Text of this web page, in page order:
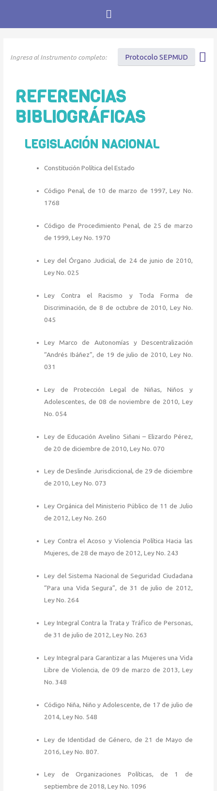
Protocolo SEPMUD
REFERENCIAS
BIBLIOGRÁFICAS
LEGISLACIÓN NACIONAL
Constitución Política del Estado
Código Penal, de 10 de marzo de 1997, Ley No.
1768
Código de Procedimiento Penal, de 25 de marzo
de 1999, Ley No. 1970
Ley del Órgano Judicial, de 24 de junio de 2010,
Ley No. 025
Ley Contra el Racismo y Toda Forma de
Discriminación, de 8 de octubre de 2010, Ley No.
045
Ley Marco de Autonomías y Descentralización
“Andrés Ibáñez”, de 19 de julio de 2010, Ley No.
031
Ley de Protección Legal de Niñas, Niños y
Adolescentes, de 08 de noviembre de 2010, Ley
No. 054
Ley de Educación Avelino Siñani – Elizardo Pérez,
de 20 de diciembre de 2010, Ley No. 070
Ley de Deslinde Jurisdiccional, de 29 de diciembre
de 2010, Ley No. 073
Ley Orgánica del Ministerio Público de 11 de Julio
de 2012, Ley No. 260
Ley Contra el Acoso y Violencia Política Hacia las
Mujeres, de 28 de mayo de 2012, Ley No. 243
Ley del Sistema Nacional de Seguridad Ciudadana
“Para una Vida Segura”, de 31 de julio de 2012,
Ley No. 264
Ley Integral Contra la Trata y Tráfico de Personas,
de 31 de julio de 2012, Ley No. 263
Ley Integral para Garantizar a las Mujeres una Vida
Libre de Violencia, de 09 de marzo de 2013, Ley
No. 348
Código Niña, Niño y Adolescente, de 17 de julio de
2014, Ley No. 548
Ley de Identidad de Género, de 21 de Mayo de
2016, Ley No. 807.
Ley de Organizaciones Políticas, de 1 de
septiembre de 2018, Ley No. 1096